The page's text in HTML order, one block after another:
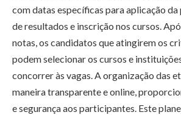
com datas específicas para aplicação
de resultados e inscrição nos cursos.
notas, os candidatos que atingirem os
podem selecionar os cursos e
concorrer às vagas. A organização das
maneira transparente e online,
e segurança aos participantes. Este